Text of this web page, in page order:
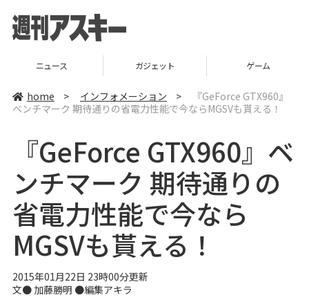
ニュース ガジェット ゲーム
home > インフォメーション >
『GeForce GTX960』
ベンチマーク 期待通りの省電力性能で今ならMGSVも貰える！
『GeForce GTX960』ベ
ンチマーク 期待通りの
省電力性能で今なら
MGSVも貰える！
2015年01月22日 23時00分更新
文● 加藤勝明 ●編集アキラ